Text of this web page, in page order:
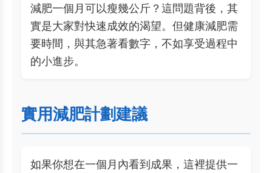
減肥一個月可以瘦幾公斤？這問題背後，其
實是大家對快速成效的渴望。但健康減肥需
要時間，與其急著看數字，不如享受過程中
的小進步。
實用減肥計劃建議
如果你想在一個月內看到成果，這裡提供一